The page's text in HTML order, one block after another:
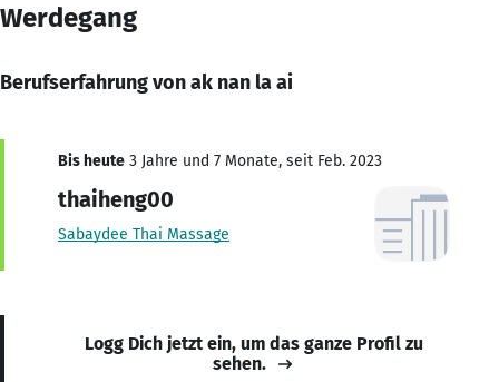
Werdegang
Berufserfahrung von ak nan la ai
Bis heute 3 Jahre und 7 Monate, seit Feb. 2023
thaiheng00
Sabaydee Thai Massage
Logg Dich jetzt ein, um das ganze Profil zu
sehen.